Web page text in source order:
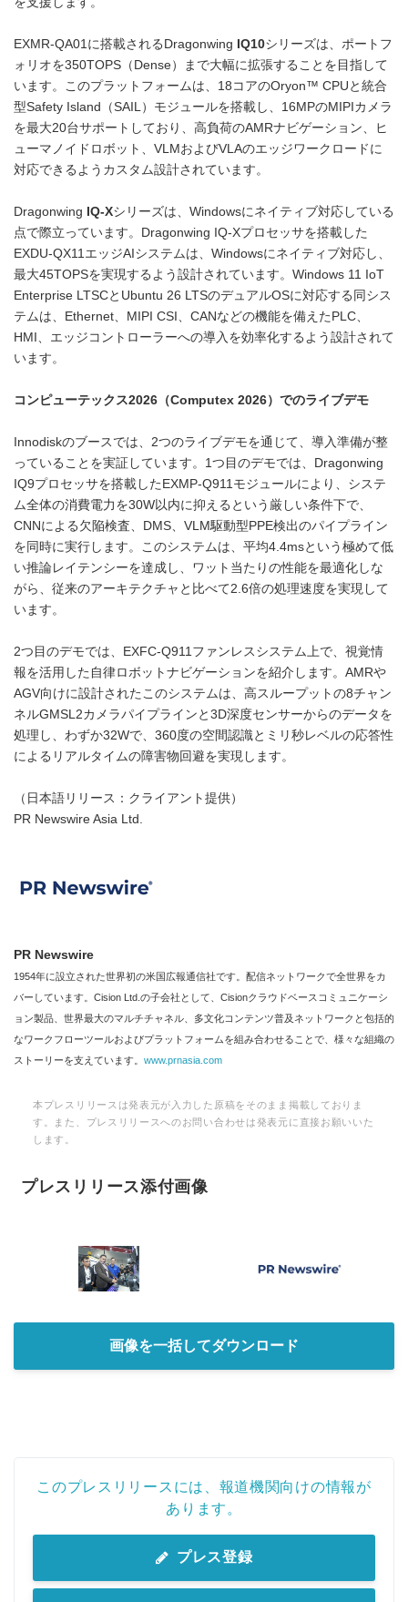
EXMR-QA01に搭載されるDragonwing IQ10シリーズは、ポートフ
ォリオを350TOPS（Dense）まで大幅に拡張することを目指して
います。このプラットフォームは、18コアのOryon™ CPUと統合
型Safety Island（SAIL）モジュールを搭載し、16MPのMIPIカメラ
を最大20台サポートしており、高負荷のAMRナビゲーション、ヒ
ューマノイドロボット、VLMおよびVLAのエッジワークロードに
対応できるようカスタム設計されています。
Dragonwing IQ-Xシリーズは、Windowsにネイティブ対応している
点で際立っています。Dragonwing IQ-Xプロセッサを搭載した
EXDU-QX11エッジAIシステムは、Windowsにネイティブ対応し、
最大45TOPSを実現するよう設計されています。Windows 11 IoT
Enterprise LTSCとUbuntu 26 LTSのデュアルOSに対応する同シス
テムは、Ethernet、MIPI CSI、CANなどの機能を備えたPLC、
HMI、エッジコントローラーへの導入を効率化するよう設計されて
います。
コンピューテックス2026 （Computex 2026）でのライブデモ
Innodiskのブースでは、2つのライブデモを通じて、導入準備が整
っていることを実証しています。1つ目のデモでは、Dragonwing
IQ9プロセッサを搭載したEXMP-Q911モジュールにより、システ
ム全体の消費電力を30W以内に抑えるという厳しい条件下で、
CNNによる欠陥検査、DMS、VLM駆動型PPE検出のパイプライン
を同時に実行します。このシステムは、平均4.4msという極めて低
い推論レイテンシーを達成し、ワット当たりの性能を最適化しな
がら、従来のアーキテクチャと比べて2.6倍の処理速度を実現して
います。
2つ目のデモでは、EXFC-Q911ファンレスシステム上で、視覚情
報を活用した自律ロボットナビゲーションを紹介します。AMRや
AGV向けに設計されたこのシステムは、高スループットの8チャン
ネルGMSL2カメラパイプラインと3D深度センサーからのデータを
処理し、わずか32Wで、360度の空間認識とミリ秒レベルの応答性
によるリアルタイムの障害物回避を実現します。
（日本語リリース：クライアント提供）
PR Newswire Asia Ltd.
PR Newswire
1954年に設立された世界初の米国広報通信社です。配信ネットワークで全世界をカ
バーしています。Cision Ltd.の子会社として、Cisionクラウドベースコミュニケーシ
ョン製品、世界最大のマルチチャネル、多文化コンテンツ普及ネットワークと包括的
なワークフローツールおよびプラットフォームを組み合わせることで、様々な組織の
ストーリーを支えています。 www.prnasia.com
本プレスリリースは発表元が入力した原稿をそのまま掲載しておりま
す。また、プレスリリースへのお問い合わせは発表元に直接お願いいた
します。
プレスリリース添付画像
画像を一括してダウンロード
このプレスリリースには、報道機関向けの情報が
あります。
プレス登録